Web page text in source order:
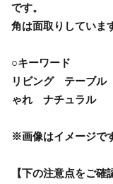
です。
角は面取りしていま
○キーワード
リビング テーブ
ゃれ ナチュラル
※画像はイメージで
【下の注意点をご